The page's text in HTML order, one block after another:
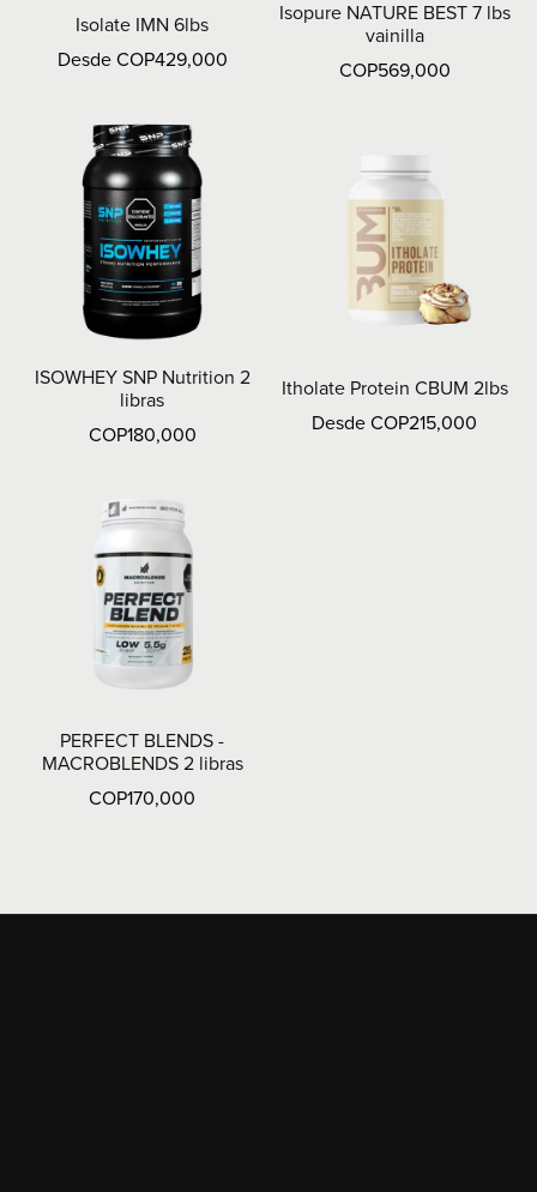
Isolate IMN 6lbs
Desde COP429,000
Isopure NATURE BEST 7 lbs
vainilla
COP569,000
ISOWHEY SNP Nutrition 2
libras
COP180,000
Itholate Protein CBUM 2lbs
Desde COP215,000
PERFECT BLENDS -
MACROBLENDS 2 libras
COP170,000